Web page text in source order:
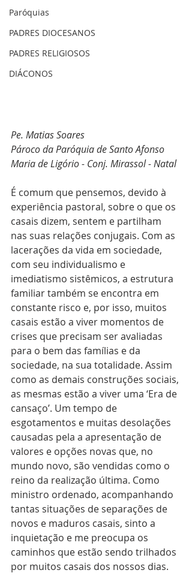
Paróquias
PADRES DIOCESANOS
PADRES RELIGIOSOS
DIÁCONOS
Pe. Matias Soares
Pároco da Paróquia de Santo Afonso
Maria de Ligório - Conj. Mirassol - Natal
É comum que pensemos, devido à
experiência pastoral, sobre o que os
casais dizem, sentem e partilham
nas suas relações conjugais. Com as
lacerações da vida em sociedade,
com seu individualismo e
imediatismo sistêmicos, a estrutura
familiar também se encontra em
constante risco e, por isso, muitos
casais estão a viver momentos de
crises que precisam ser avaliadas
para o bem das famílias e da
sociedade, na sua totalidade. Assim
como as demais construções sociais,
as mesmas estão a viver uma ‘Era de
cansaço’. Um tempo de
esgotamentos e muitas desolações
causadas pela a apresentação de
valores e opções novas que, no
mundo novo, são vendidas como o
reino da realização última. Como
ministro ordenado, acompanhando
tantas situações de separações de
novos e maduros casais, sinto a
inquietação e me preocupa os
caminhos que estão sendo trilhados
por muitos casais dos nossos dias.